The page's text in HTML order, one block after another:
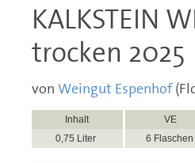
KALKSTEIN
trocken 2025
von Weingut Espenhof
Inhalt
VE
0,75 Liter
6 Flaschen